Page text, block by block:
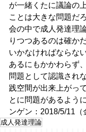
が一緒くたに議論の
ことは大きな問題だ
会の中で成人発達理
りつつあるのは確か
いかなければならな
あるにもかかわらず
問題として認識され
践空間が出来上がっ
とに問題があるよう
ンゲン：2018/5/11（
成人発達理論